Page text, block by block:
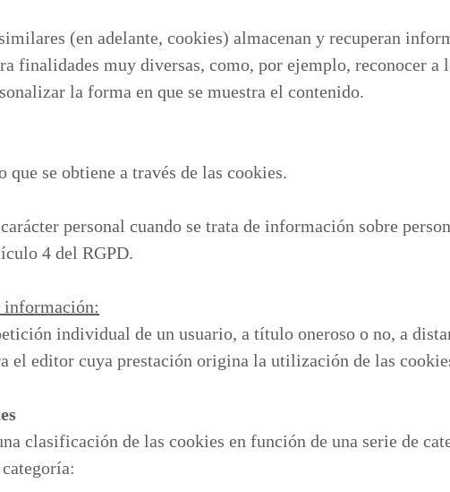
(en adelante, cookies) almacenan y recuperan
finalidades muy diversas, como, por ejemplo, reconocer a
la forma en que se muestra el contenido.
se obtiene a través de las cookies.
personal cuando se trata de información sobre
4 del RGPD.
información:
individual de un usuario, a título oneroso o no, a
el editor cuya prestación origina la utilización de las
clasificación de las cookies en función de una serie de